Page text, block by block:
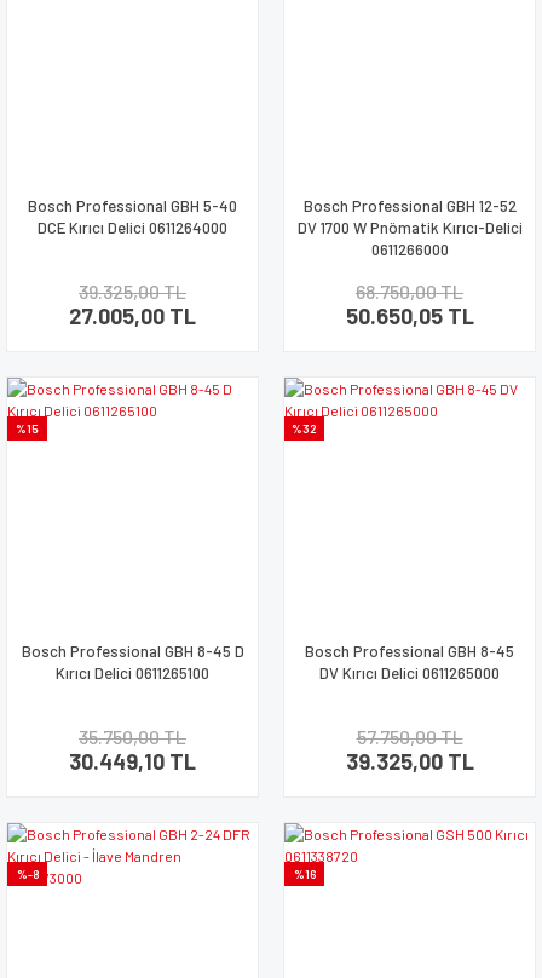
Bosch Professional GBH 5-40
DCE Kırıcı Delici 0611264000
39.325,00 TL
27.005,00 TL
Bosch Professional GBH 12-52
DV 1700 W Pnömatik Kırıcı-Delici
0611266000
68.750,00 TL
50.650,05 TL
%15
Bosch Professional GBH 8-45 D
Kırıcı Delici 0611265100
35.750,00 TL
30.449,10 TL
%32
Bosch Professional GBH 8-45
DV Kırıcı Delici 0611265000
57.750,00 TL
39.325,00 TL
%-8 %16